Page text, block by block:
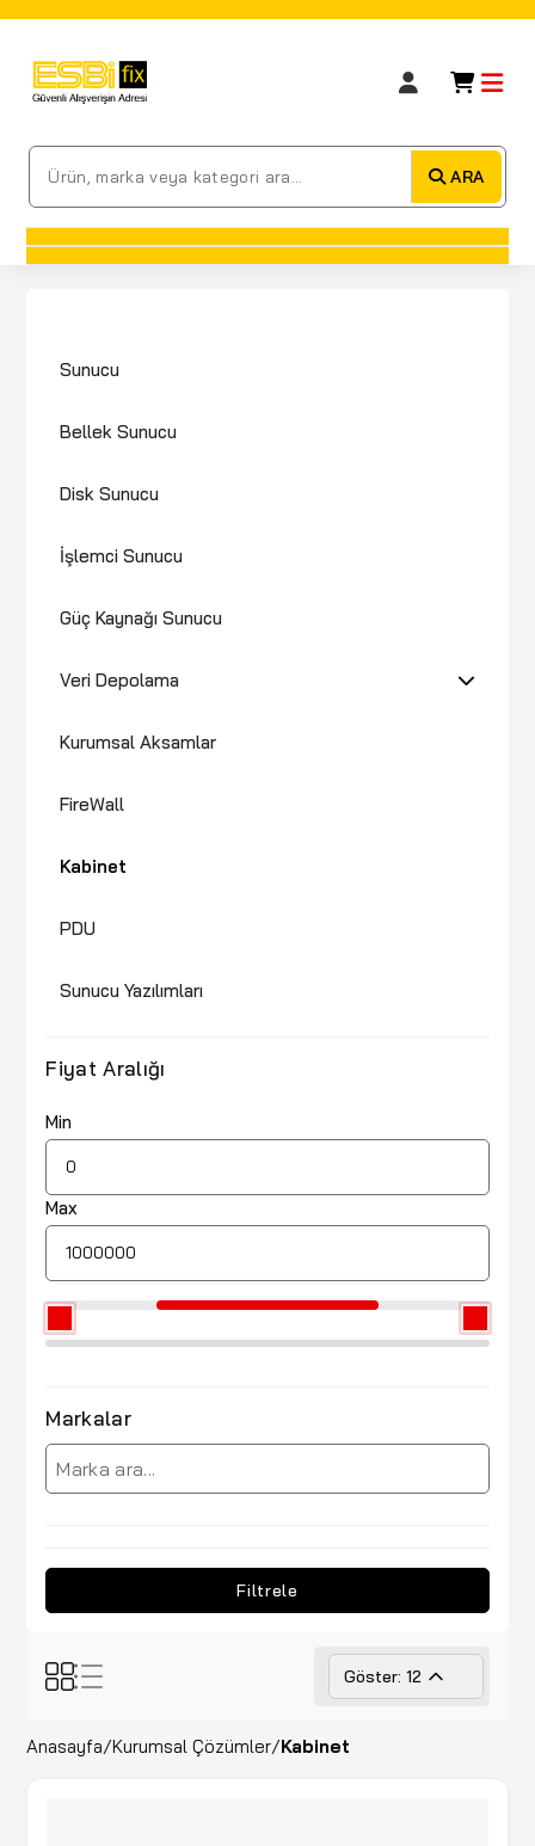
ARA
Sunucu
Bellek Sunucu
Disk Sunucu
İşlemci Sunucu
Güç Kaynağı Sunucu
Veri Depolama
Kurumsal Aksamlar
FireWall
Kabinet
PDU
Sunucu Yazılımları
Fiyat Aralığı
Min
Max
Markalar
Filtrele
Göster: 12
Anasayfa/Kurumsal Çözümler/Kabinet